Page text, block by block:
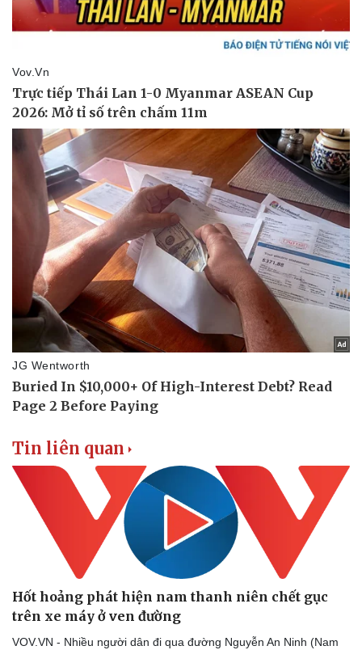
Doanh nghiệp
Thông tin doanh nghiệp
Doanh nghiệp 24h
Doanh nhân
Vì cộng đồng
Công nghệ
Sành điệu
Tin Công nghệ
Trải nghiệm
Chuyển đổi số
Tin liên quan
Hốt hoảng phát hiện nam thanh niên chết gục
trên xe máy ở ven đường
VOV.VN - Nhiều người dân đi qua đường Nguyễn An Ninh (Nam